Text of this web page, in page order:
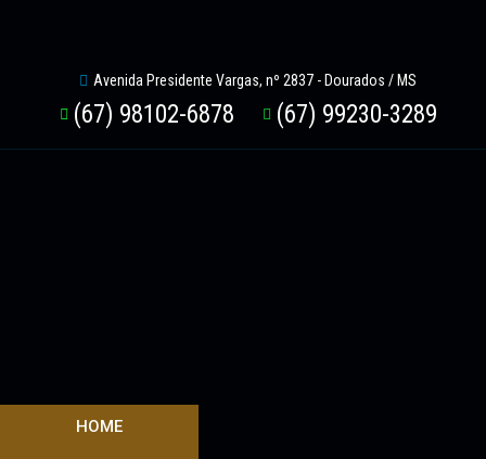
Avenida Presidente Vargas, nº 2837 - Dourados / MS
(67) 98102-6878 (67) 99230-3289
HOME